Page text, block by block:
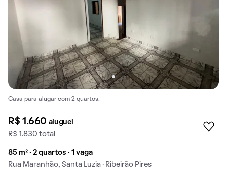
Casa para alugar com 2 quartos.
R$ 1.660 aluguel
R$ 1.830 total
85 m² · 2 quartos · 1 vaga
Rua Maranhão, Santa Luzia · Ribeirão Pires